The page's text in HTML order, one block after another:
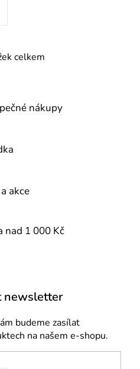
O
á
c
r
y
i
s
u
celkem
nákupy
akce
nad 1 000 Kč
newsletter
budeme zasílat
na našem e-shopu.